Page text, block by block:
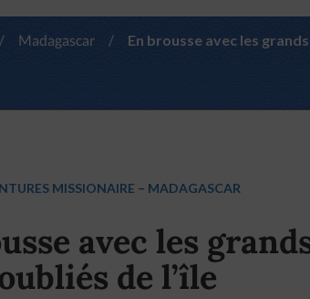
/ Madagascar / En brousse avec les
MISSIONAIRE – MADAGASCAR
avec les
de l’île